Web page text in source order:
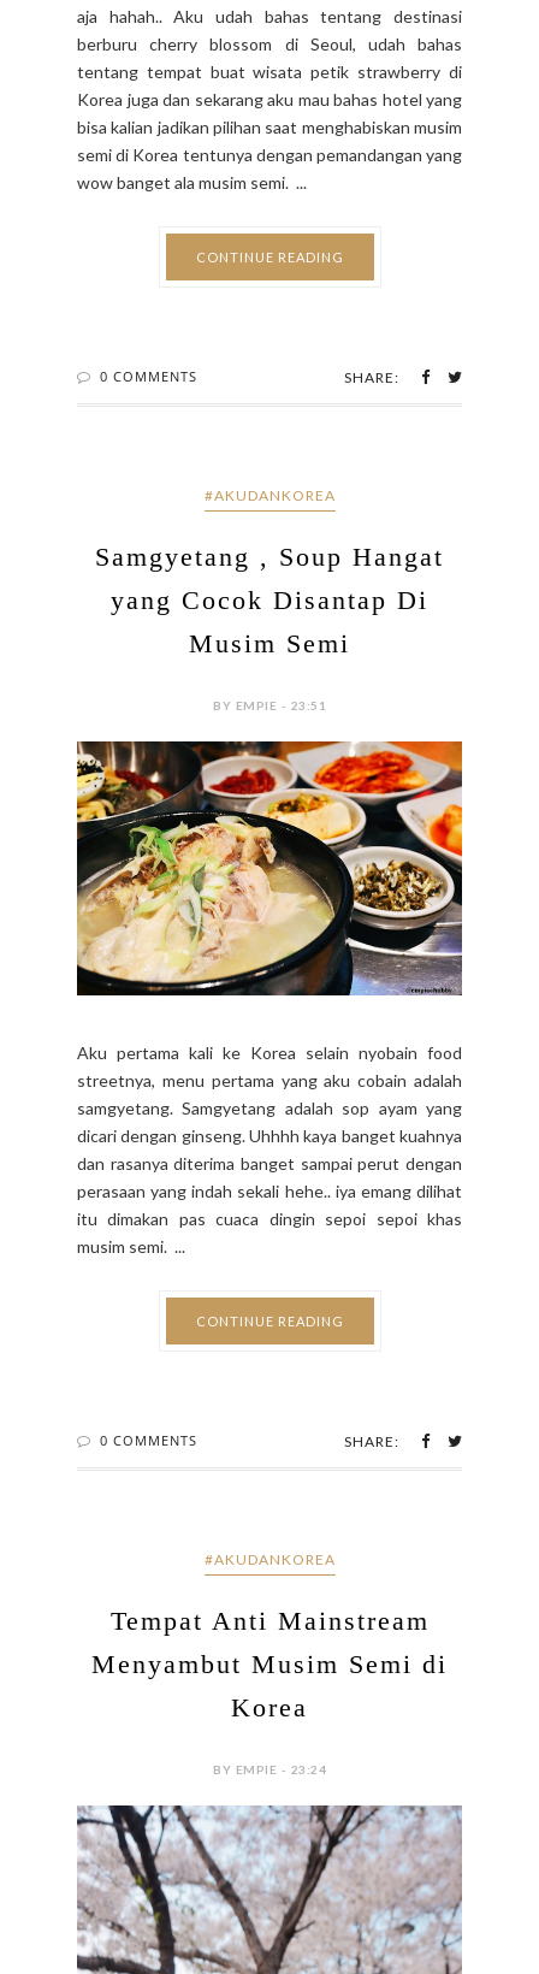
aja hahah.. Aku udah bahas tentang destinasi
berburu cherry blossom di Seoul, udah bahas
tentang tempat buat wisata petik strawberry di
Korea juga dan sekarang aku mau bahas hotel yang
bisa kalian jadikan pilihan saat menghabiskan musim
semi di Korea tentunya dengan pemandangan yang
wow banget ala musim semi. ...
CONTINUE READING
0 COMMENTS SHARE:
#AKUDANKOREA
Samgyetang , Soup Hangat
yang Cocok Disantap Di
Musim Semi
BY EMPIE - 23:51
Aku pertama kali ke Korea selain nyobain food
streetnya, menu pertama yang aku cobain adalah
samgyetang. Samgyetang adalah sop ayam yang
dicari dengan ginseng. Uhhhh kaya banget kuahnya
dan rasanya diterima banget sampai perut dengan
perasaan yang indah sekali hehe.. iya emang dilihat
itu dimakan pas cuaca dingin sepoi sepoi khas
musim semi. ...
CONTINUE READING
0 COMMENTS SHARE:
#AKUDANKOREA
Tempat Anti Mainstream
Menyambut Musim Semi di
Korea
BY EMPIE - 23:24